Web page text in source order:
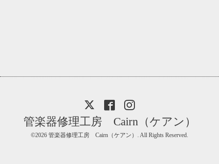
管楽器修理工房 Cairn（ケアン）
©2026 管楽器修理工房 Cairn（ケアン） . All Rights Reserved.